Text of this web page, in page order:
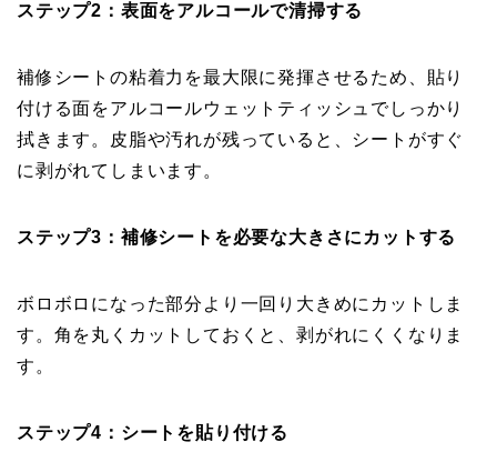
ステップ2：表面をアルコールで清掃する
補修シートの粘着力を最大限に発揮させるため、貼り
付ける面をアルコールウェットティッシュでしっかり
拭きます。皮脂や汚れが残っていると、シートがすぐ
に剥がれてしまいます。
ステップ3：補修シートを必要な大きさにカットする
ボロボロになった部分より一回り大きめにカットしま
す。角を丸くカットしておくと、剥がれにくくなりま
す。
ステップ4：シートを貼り付ける